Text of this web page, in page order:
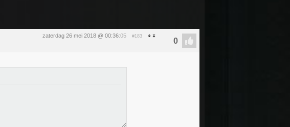
zaterdag 26 mei 2018 @ 00:36:05 #183